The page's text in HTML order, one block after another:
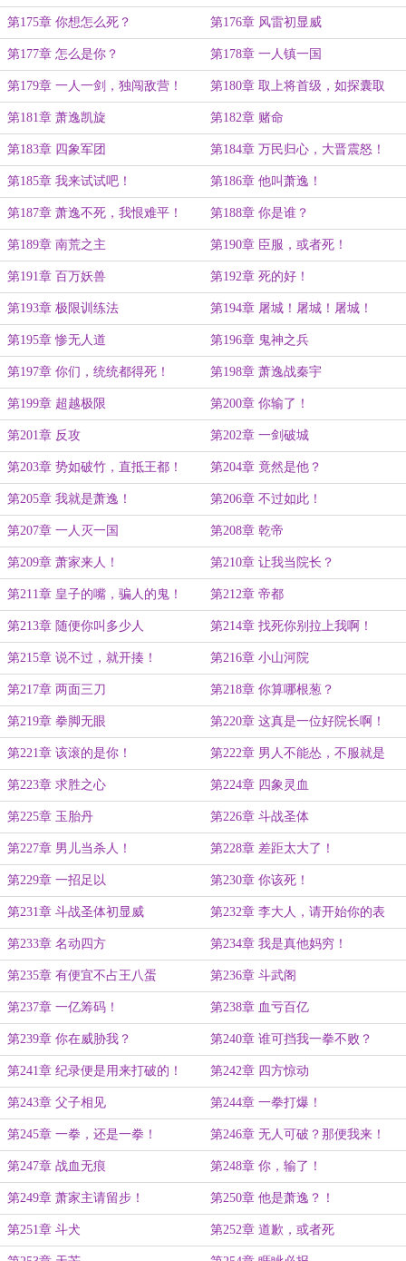
第175章 你想怎么死？ 第176章 风雷初显威
第177章 怎么是你？ 第178章 一人镇一国
第179章 一人一剑，独闯敌营！ 第180章 取上将首级，如探囊取
物！
第181章 萧逸凯旋 第182章 赌命
第183章 四象军团 第184章 万民归心，大晋震怒！
第185章 我来试试吧！ 第186章 他叫萧逸！
第187章 萧逸不死，我恨难平！ 第188章 你是谁？
第189章 南荒之主 第190章 臣服，或者死！
第191章 百万妖兽 第192章 死的好！
第193章 极限训练法 第194章 屠城！屠城！屠城！
第195章 惨无人道 第196章 鬼神之兵
第197章 你们，统统都得死！ 第198章 萧逸战秦宇
第199章 超越极限 第200章 你输了！
第201章 反攻 第202章 一剑破城
第203章 势如破竹，直抵王都！ 第204章 竟然是他？
第205章 我就是萧逸！ 第206章 不过如此！
第207章 一人灭一国 第208章 乾帝
第209章 萧家来人！ 第210章 让我当院长？
第211章 皇子的嘴，骗人的鬼！ 第212章 帝都
第213章 随便你叫多少人 第214章 找死你别拉上我啊！
第215章 说不过，就开揍！ 第216章 小山河院
第217章 两面三刀 第218章 你算哪根葱？
第219章 拳脚无眼 第220章 这真是一位好院长啊！
第221章 该滚的是你！ 第222章 男人不能怂，不服就是
干！
第223章 求胜之心 第224章 四象灵血
第225章 玉胎丹 第226章 斗战圣体
第227章 男儿当杀人！ 第228章 差距太大了！
第229章 一招足以 第230章 你该死！
第231章 斗战圣体初显威 第232章 李大人，请开始你的表
演！
第233章 名动四方 第234章 我是真他妈穷！
第235章 有便宜不占王八蛋 第236章 斗武阁
第237章 一亿筹码！ 第238章 血亏百亿
第239章 你在威胁我？ 第240章 谁可挡我一拳不败？
第241章 纪录便是用来打破的！ 第242章 四方惊动
第243章 父子相见 第244章 一拳打爆！
第245章 一拳，还是一拳！ 第246章 无人可破？那便我来！
第247章 战血无痕 第248章 你，输了！
第249章 萧家主请留步！ 第250章 他是萧逸？！
第251章 斗犬 第252章 道歉，或者死